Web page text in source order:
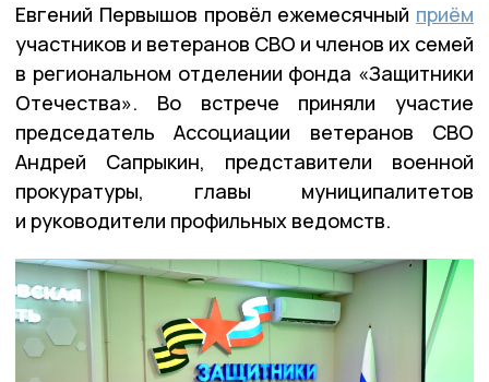
Евгений Первышов провёл ежемесячный приём
участников и ветеранов СВО и членов их семей
в региональном отделении фонда «Защитники
Отечества». Во встрече приняли участие
председатель Ассоциации ветеранов СВО
Андрей Сапрыкин, представители военной
прокуратуры, главы муниципалитетов
и руководители профильных ведомств.